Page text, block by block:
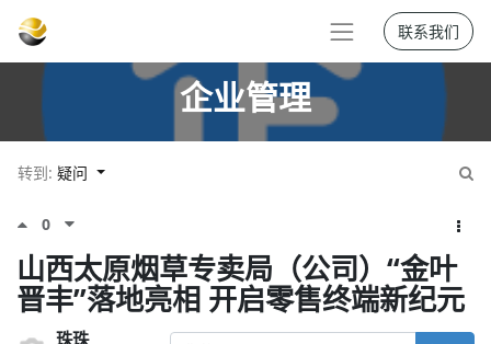
联系我们
企业管理
转到: 疑问
0
山西太原烟草专卖局（公司）“金叶
晋丰”落地亮相 开启零售终端新纪元